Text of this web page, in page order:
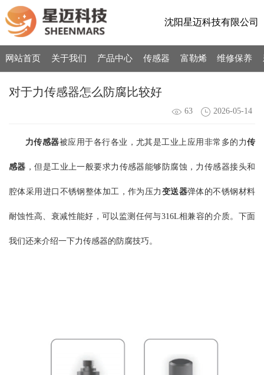
沈阳星迈科技有限公司
网站首页 关于我们 产品中心 传感器 富勒烯 维修保养
对于力传感器怎么防腐比较好
63 2026-05-14
力传感器被应用于各行各业，尤其是工业上应用非常多的力传
感器 ，但是工业上一般要求力传感器能够防腐蚀，力传感器接头和
腔体采用进口不锈钢整体加工，作为压力 变送器弹体的不锈钢材料
耐蚀性高、衰减性能好，可以监测任何与316L相兼容的介质。下面
我们还来介绍一下力传感器的防腐技巧。